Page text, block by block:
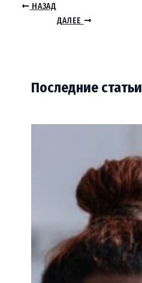
НАЗАД
ДАЛЕЕ
Последние статьи